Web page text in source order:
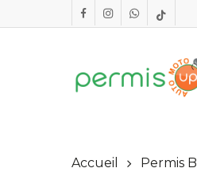
to
facebookinstagramwhatsapptiktok
Accueil Permis B